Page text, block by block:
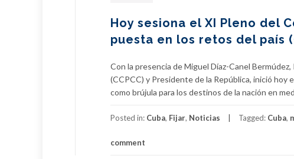
Hoy sesiona el XI Pleno del
puesta en los retos del país
Con la presencia de Miguel Díaz-Canel
(CCPCC) y Presidente de la República, inició
como brújula para los destinos de la nación en
Posted in: Cuba, Fijar, Noticias Tagged: Cuba,
comment